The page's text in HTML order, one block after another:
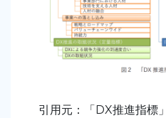
引用元：「DX推進指標